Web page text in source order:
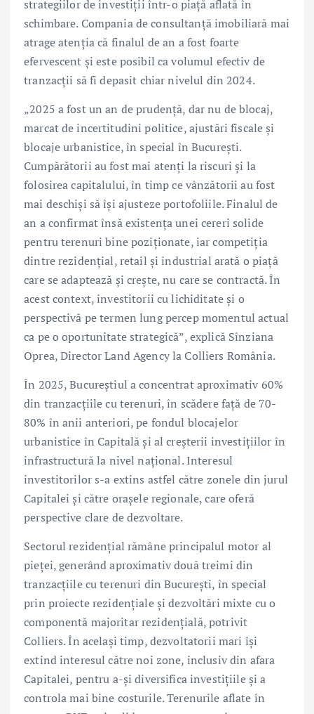
strategiilor de investiții într-o piață aflată în
schimbare. Compania de consultanță imobiliară mai
atrage atenția că finalul de an a fost foarte
efervescent și este posibil ca volumul efectiv de
tranzacții să fi depasit chiar nivelul din 2024.
„2025 a fost un an de prudență, dar nu de blocaj,
marcat de incertitudini politice, ajustări fiscale și
blocaje urbanistice, în special în București.
Cumpărătorii au fost mai atenți la riscuri și la
folosirea capitalului, în timp ce vânzătorii au fost
mai deschiși să își ajusteze portofoliile. Finalul de
an a confirmat însă existența unei cereri solide
pentru terenuri bine poziționate, iar competiția
dintre rezidențial, retail și industrial arată o piață
care se adaptează și crește, nu care se contractă. În
acest context, investitorii cu lichiditate și o
perspectivă pe termen lung percep momentul actual
ca pe o oportunitate strategică”, explică Sînziana
Oprea, Director Land Agency la Colliers România.
În 2025, Bucureștiul a concentrat aproximativ 60%
din tranzacțiile cu terenuri, în scădere față de 70-
80% în anii anteriori, pe fondul blocajelor
urbanistice în Capitală și al creșterii investițiilor în
infrastructură la nivel național. Interesul
investitorilor s-a extins astfel către zonele din jurul
Capitalei și către orașele regionale, care oferă
perspective clare de dezvoltare.
Sectorul rezidențial rămâne principalul motor al
pieței, generând aproximativ două treimi din
tranzacțiile cu terenuri din București, în special
prin proiecte rezidențiale și dezvoltări mixte cu o
componentă majoritar rezidențială, potrivit
Colliers. În același timp, dezvoltatorii mari își
extind interesul către noi zone, inclusiv din afara
Capitalei, pentru a-și diversifica investițiile și a
controla mai bine costurile. Terenurile aflate în